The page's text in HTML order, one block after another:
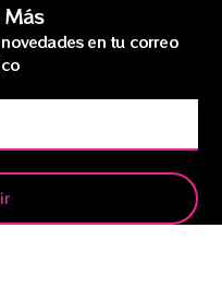
Más
en tu correo